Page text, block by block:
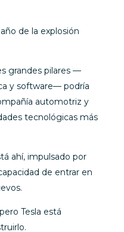
de la explosión
grandes pilares —
y software— podría
automotriz y
tecnológicas más
ahí, impulsado por
de entrar en
Tesla está